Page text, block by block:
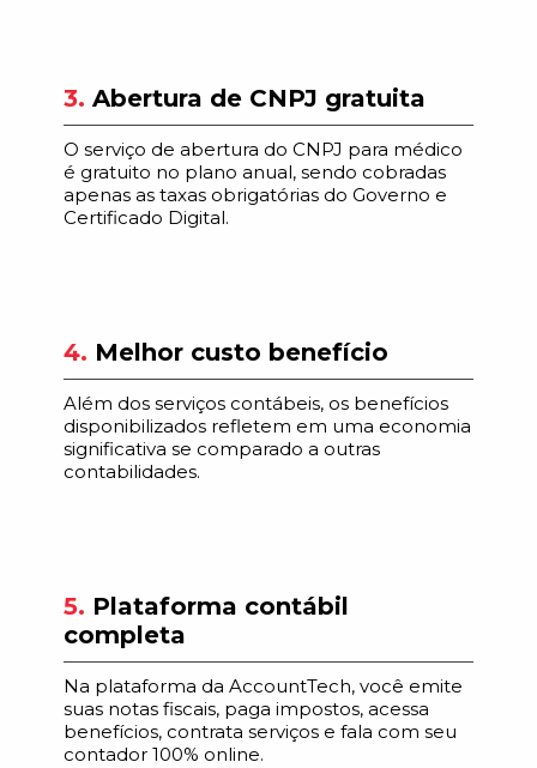
3. Abertura de CNPJ gratuita
O serviço de abertura do CNPJ para médico
é gratuito no plano anual, sendo cobradas
apenas as taxas obrigatórias do Governo e
Certificado Digital.
4. Melhor custo benefício
Além dos serviços contábeis, os benefícios
disponibilizados refletem em uma economia
significativa se comparado a outras
contabilidades.
5. Plataforma contábil
completa
Na plataforma da AccountTech, você emite
suas notas fiscais, paga impostos, acessa
benefícios, contrata serviços e fala com seu
contador 100% online.